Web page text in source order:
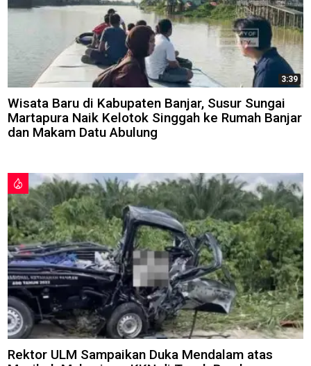
3:39
Wisata Baru di Kabupaten Banjar, Susur Sungai
Martapura Naik Kelotok Singgah ke Rumah Banjar
dan Makam Datu Abulung
Rektor ULM Sampaikan Duka Mendalam atas